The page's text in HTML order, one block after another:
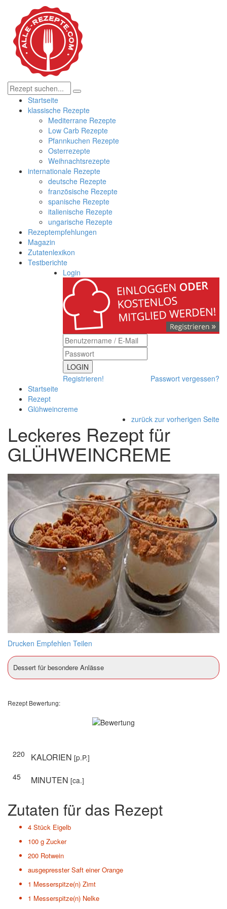
Startseite
klassische Rezepte
Mediterrane Rezepte
Low Carb Rezepte
Pfannkuchen Rezepte
Osterrezepte
Weihnachtsrezepte
internationale Rezepte
deutsche Rezepte
französische Rezepte
spanische Rezepte
italienische Rezepte
ungarische Rezepte
Rezeptempfehlungen
Magazin
Zutatenlexikon
Testberichte
Login
LOGIN
Registrieren!
Passwort vergessen?
Startseite
Rezept
Glühweincreme
zurück zur vorherigen Seite
Leckeres Rezept für
GLÜHWEINCREME
Drucken Empfehlen Teilen
Dessert für besondere Anlässe
Rezept Bewertung:
220 KALORIEN [p.P.]
45
MINUTEN [ca.]
Zutaten für das Rezept
4 Stück Eigelb
100 g Zucker
200 Rotwein
ausgepresster Saft einer Orange
1 Messerspitze(n) Zimt
1 Messerspitze(n) Nelke